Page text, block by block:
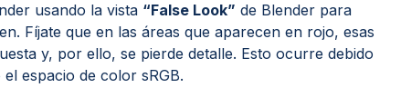
usando la vista “False Look” de Blender para
Fíjate que en las áreas que aparecen en rojo, esas
y, por ello, se pierde detalle. Esto ocurre debido
espacio de color sRGB.